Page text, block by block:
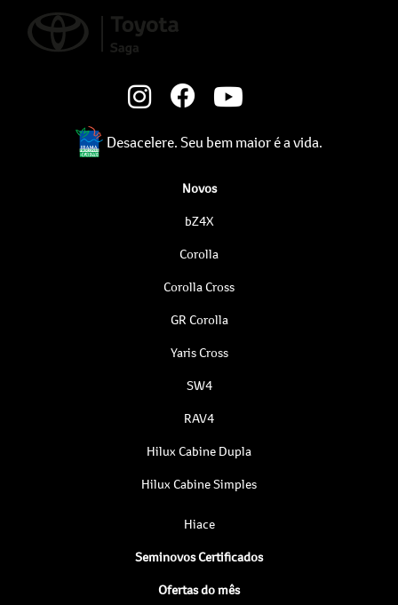
Desacelere. Seu bem maior é a vida.
Novos
bZ4X
Corolla
Corolla Cross
GR Corolla
Yaris Cross
SW4
RAV4
Hilux Cabine Dupla
Hilux Cabine Simples
Hiace
Seminovos Certificados
Ofertas do mês